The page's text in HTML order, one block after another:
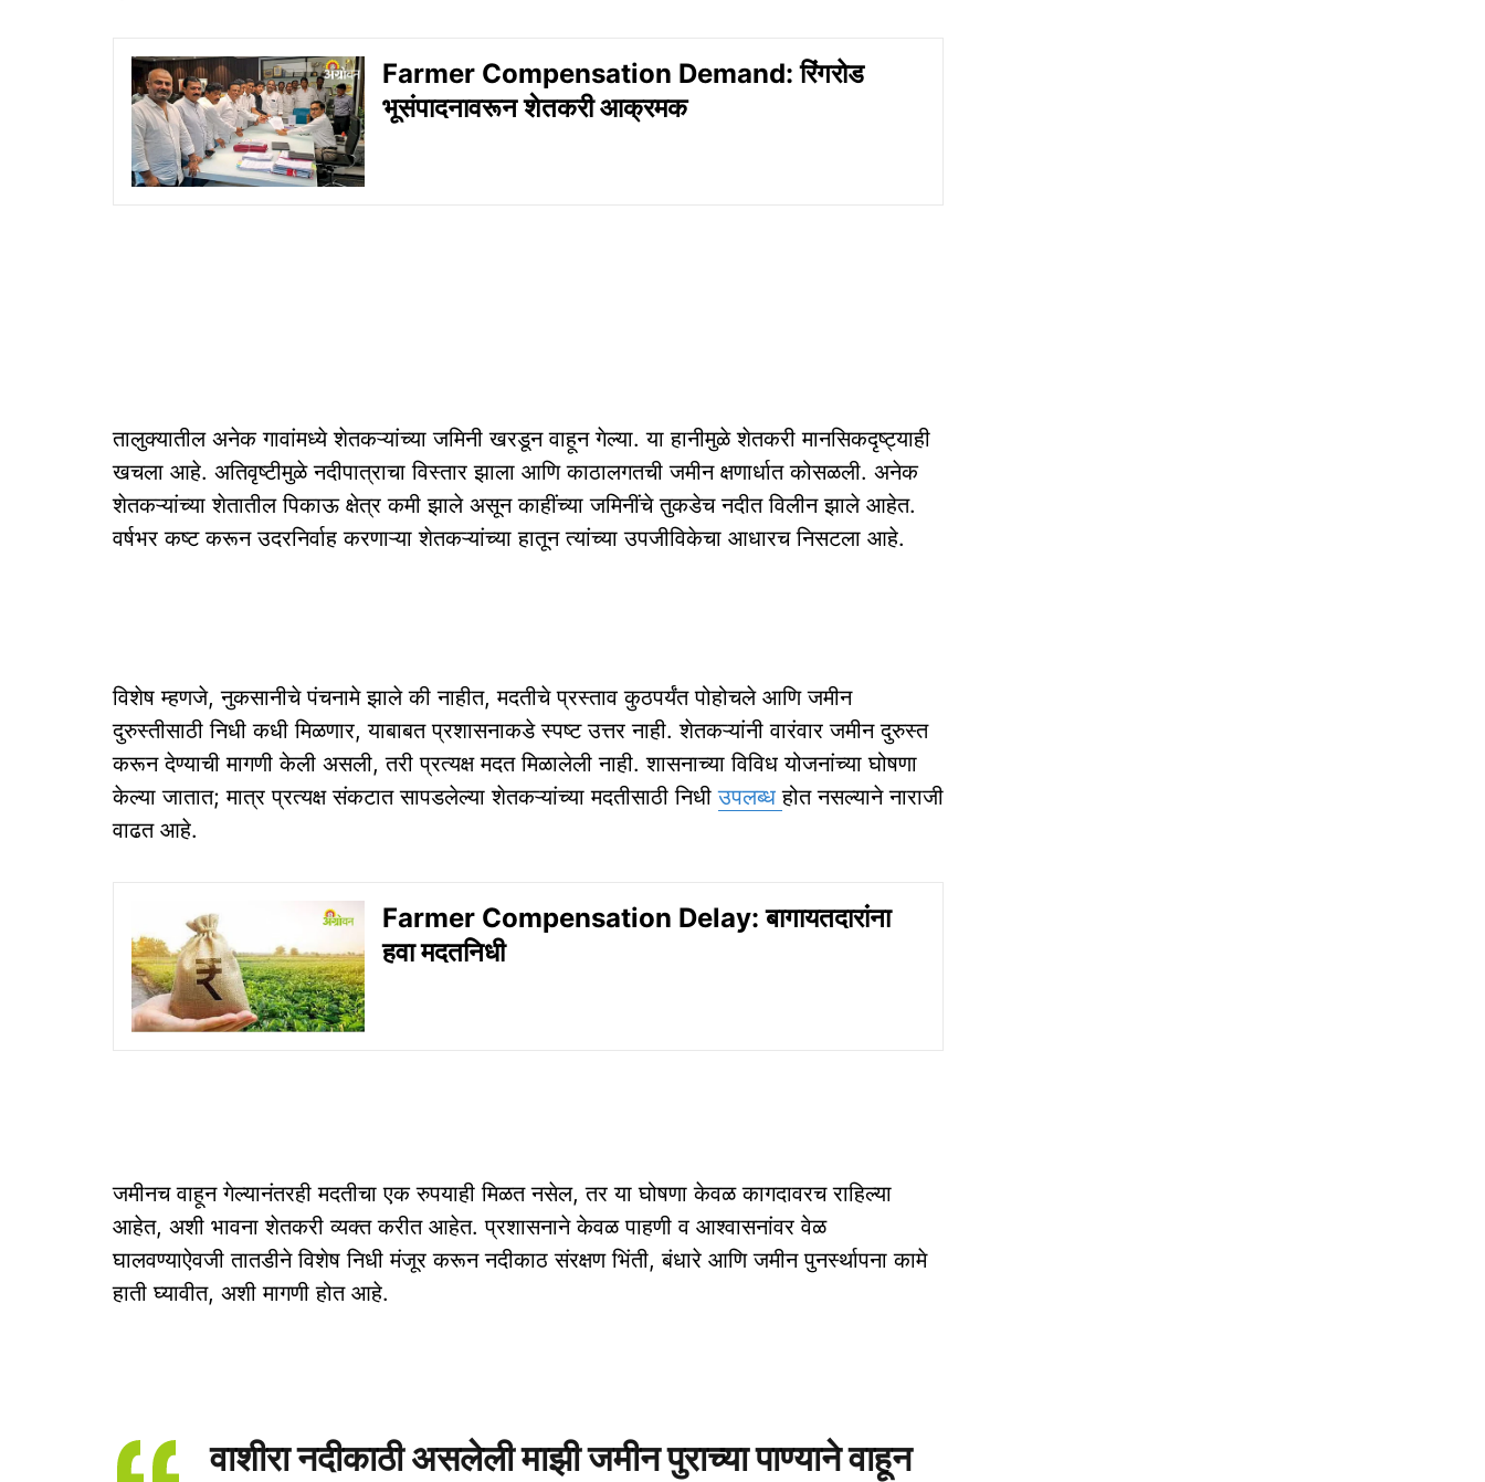
Farmer Compensation Demand: रिंगरोड
भूसंपादनावरून शेतकरी आक्रमक
तालुक्यातील अनेक गावांमध्ये शेतकऱ्यांच्या जमिनी खरडून वाहून गेल्या. या हानीमुळे शेतकरी मानसिकदृष्ट्याही
खचला आहे. अतिवृष्टीमुळे नदीपात्राचा विस्तार झाला आणि काठालगतची जमीन क्षणार्धात कोसळली. अनेक
शेतकऱ्यांच्या शेतातील पिकाऊ क्षेत्र कमी झाले असून काहींच्या जमिनींचे तुकडेच नदीत विलीन झाले आहेत.
वर्षभर कष्ट करून उदरनिर्वाह करणाऱ्या शेतकऱ्यांच्या हातून त्यांच्या उपजीविकेचा आधारच निसटला आहे.
विशेष म्हणजे, नुकसानीचे पंचनामे झाले की नाहीत, मदतीचे प्रस्ताव कुठपर्यंत पोहोचले आणि जमीन
दुरुस्तीसाठी निधी कधी मिळणार, याबाबत प्रशासनाकडे स्पष्ट उत्तर नाही. शेतकऱ्यांनी वारंवार जमीन दुरुस्त
करून देण्याची मागणी केली असली, तरी प्रत्यक्ष मदत मिळालेली नाही. शासनाच्या विविध योजनांच्या घोषणा
केल्या जातात; मात्र प्रत्यक्ष संकटात सापडलेल्या शेतकऱ्यांच्या मदतीसाठी निधीउपलब्धहोत नसल्याने नाराजी
वाढत आहे.
Farmer Compensation Delay: बागायतदारांना
हवा मदतनिधी
जमीनच वाहून गेल्यानंतरही मदतीचा एक रुपयाही मिळत नसेल, तर या घोषणा केवळ कागदावरच राहिल्या
आहेत, अशी भावना शेतकरी व्यक्त करीत आहेत. प्रशासनाने केवळ पाहणी व आश्वासनांवर वेळ
घालवण्याऐवजी तातडीने विशेष निधी मंजूर करून नदीकाठ संरक्षण भिंती, बंधारे आणि जमीन पुनर्स्थापना कामे
हाती घ्यावीत, अशी मागणी होत आहे.
वाशीरा नदीकाठी असलेली माझी जमीन पुराच्या पाण्याने वाहून